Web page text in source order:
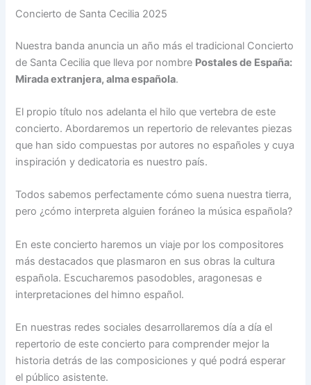
Concierto de Santa Cecilia 2025
Nuestra banda anuncia un año más el tradicional Concierto
de Santa Cecilia que lleva por nombre Postales de España:
Mirada extranjera, alma española.
El propio título nos adelanta el hilo que vertebra de este
concierto. Abordaremos un repertorio de relevantes piezas
que han sido compuestas por autores no españoles y cuya
inspiración y dedicatoria es nuestro país.
Todos sabemos perfectamente cómo suena nuestra tierra,
pero ¿cómo interpreta alguien foráneo la música española?
En este concierto haremos un viaje por los compositores
más destacados que plasmaron en sus obras la cultura
española. Escucharemos pasodobles, aragonesas e
interpretaciones del himno español.
En nuestras redes sociales desarrollaremos día a día el
repertorio de este concierto para comprender mejor la
historia detrás de las composiciones y qué podrá esperar
el público asistente.